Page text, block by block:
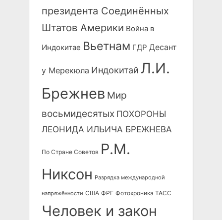
президента Соединённых
Штатов Америки Война в
Индокитае Вьетнам ГДР Десант
у Мерекюла Индокитай Л.И.
Брежнев Мир
восьмидесятых ПОХОРОНЫ
ЛЕОНИДА ИЛЬИЧА БРЕЖНЕВА
По Стране Советов Р.М.
Никсон Разрядка международной
напряжённости США ФРГ Фотохроника ТАСС
Человек и закон